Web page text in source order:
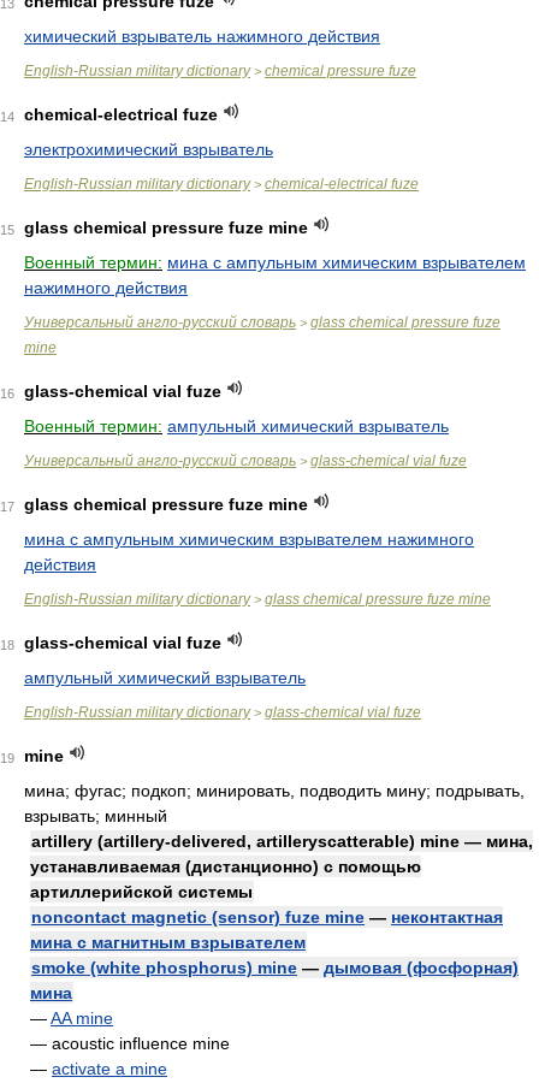
13
химический взрыватель нажимного действия
English-Russian military dictionary> chemical pressure fuze
14
chemical-electrical fuze
электрохимический взрыватель
English-Russian military dictionary> chemical-electrical fuze
15
glass chemical pressure fuze mine
Военный термин: мина с ампульным химическим взрывателем
нажимного действия
Универсальный англо-русский словарь > glass chemical pressure fuze
mine
16
glass-chemical vial fuze
Военный термин: ампульный химический взрыватель
Универсальный англо-русский словарь > glass-chemical vial fuze
17
glass chemical pressure fuze mine
мина с ампульным химическим взрывателем нажимного
действия
English-Russian military dictionary> glass chemical pressure fuze mine
18
glass-chemical vial fuze
ампульный химический взрыватель
English-Russian military dictionary> glass-chemical vial fuze
19
mine
мина; фугас; подкоп; минировать, подводить мину; подрывать,
взрывать; минный
artillery (artillery-delivered, artilleryscatterable) mine — мина,
устанавливаемая (дистанционно) с помощью
артиллерийской системы
noncontact magnetic (sensor) fuze mine — неконтактная
мина с магнитным взрывателем
smoke (white phosphorus) mine — дымовая (фосфорная)
мина
—AA mine
— acoustic influence mine
— activate a mine